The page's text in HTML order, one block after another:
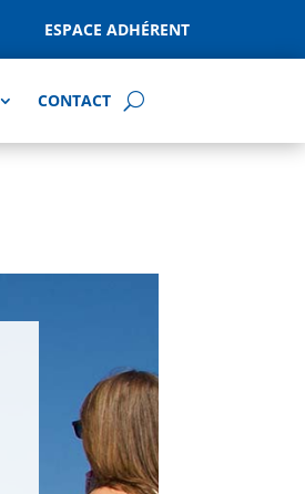
ESPACE ADHÉRENT
CONTACT